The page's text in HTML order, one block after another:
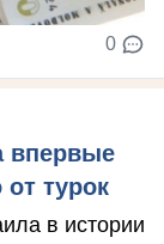
0
впервые
турок
в истории